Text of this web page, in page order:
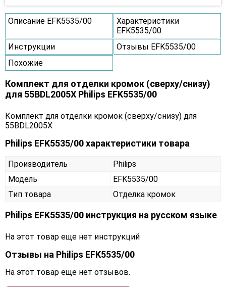
Описание EFK5535/00
Характеристики
EFK5535/00
Инструкции
Отзывы EFK5535/00
Похожие
Комплект для отделки кромок (сверху/снизу)
для 55BDL2005X Philips EFK5535/00
Комплект для отделки кромок (сверху/снизу) для
55BDL2005X
Philips EFK5535/00 характеристики товара
Производитель
Philips
Модель
EFK5535/00
Тип товара
Отделка кромок
Philips EFK5535/00 инструкция на русском языке
На этот товар еще нет инструкций
Отзывы на Philips EFK5535/00
На этот товар еще нет отзывов.